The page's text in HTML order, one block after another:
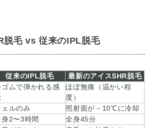
脱毛 vs 従来のIPL脱毛
従来のIPL脱毛
最新のアイスSHR脱毛
ゴムで弾かれる感
ほぼ無痛（温かい程
度）
ェルのみ
照射面が－10℃に冷却
身2〜3時間
全身45分